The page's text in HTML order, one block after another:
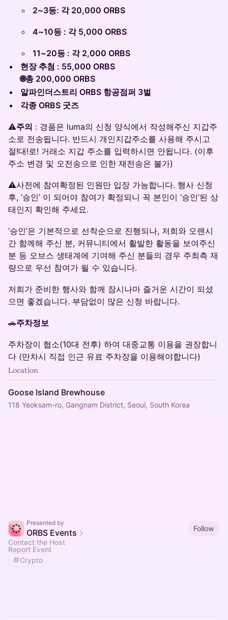
​2~3등: 각 20,000 ORBS
4~10등 : 각 5,000 ORBS
11~20등 : 각 2,000 ORBS
​현장 추첨 : 55,000 ORBS
🌐총 200,000 ORBS
알파인더스트리 ORBS 항공점퍼 3벌
각종 ORBS 굿즈
​⚠️주의 : 경품은 luma의 신청 양식에서 작성해주신 지갑주
소로 전송됩니다. 반드시 개인지갑주소를 사용해 주시고
절!대!로! 거래소 지갑 주소를 입력하시면 안됩니다. (이후
주소 변경 및 오전송으로 인한 재전송은 불가)
​⚠️사전에 참여확정된 인원만 입장 가능합니다. 행사 신청
후, ‘승인’ 이 되어야 참여가 확정되니 꼭 본인이 ‘승인’된 상
태인지 확인해 주세요.
​‘승인’은 기본적으로 선착순으로 진행되나, 저희와 오랜시
간 함께해 주신 분, 커뮤니티에서 활발한 활동을 보여주신
분 등 오브스 생태계에 기여해 주신 분들의 경우 주최측 재
량으로 우선 참여가 될 수 있습니다.
​저희가 준비한 행사와 함께 잠시나마 즐거운 시간이 되셨
으면 좋겠습니다. 부담없이 많은 신청 바랍니다.
​🚗주차정보
​주차장이 협소(10대 전후) 하여 대중교통 이용을 권장합니
다 (만차시 직접 인근 유료 주차장을 이용해야합니다)
Location
Goose Island Brewhouse
118 Yeoksam-ro, Gangnam District, Seoul, South Korea
Presented by
ORBS Events
Follow
Contact the Host
Report Event
Crypto